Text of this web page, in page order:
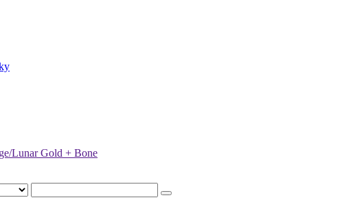
Lunar Gold + Bone